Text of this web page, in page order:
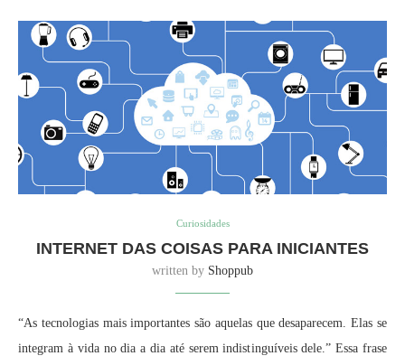
Curiosidades
INTERNET DAS COISAS PARA INICIANTES
written by Shoppub
“As tecnologias mais importantes são aquelas que desaparecem. Elas se
integram à vida no dia a dia até serem indistinguíveis dele.” Essa frase